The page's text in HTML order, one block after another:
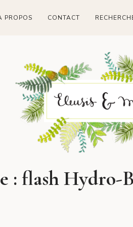
PROPOS CONTACT
: flash Hydro-